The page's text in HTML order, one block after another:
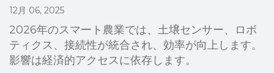
12月 06, 2025
2026年のスマート農業では、土壌センサー、ロボ
ティクス、接続性が統合され、効率が向上します。
影響は経済的アクセスに依存します。